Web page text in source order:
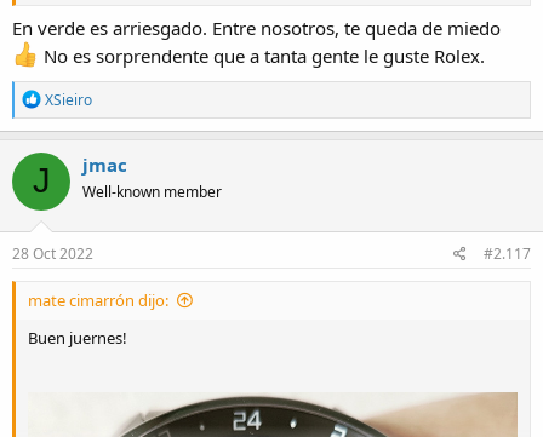
En verde es arriesgado. Entre nosotros, te queda de miedo
No es sorprendente que a tanta gente le guste Rolex.
R
e
a
c
t
i
o
n
s
XSieiro
J jmac
Well-known member
28 Oct 2022 #2.117
mate cimarrón dijo:
Buen juernes!